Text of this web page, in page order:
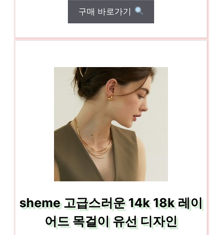
구매 바로가기
sheme 고급스러운 14k 18k 레이
어드 목걸이 유선 디자인